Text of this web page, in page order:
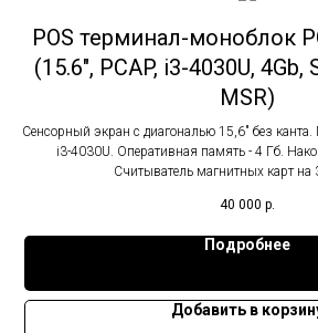
POS терминал-моноблок
(15.6", PCAP, i3-4030U, 4Gb,
MSR)
Сенсорный экран с диагональю 15,6" без
i3-4030U. Оперативная память - 4 Гб.
Считыватель магнитных карт на
40 000 р.
Подробнее
Добавить в